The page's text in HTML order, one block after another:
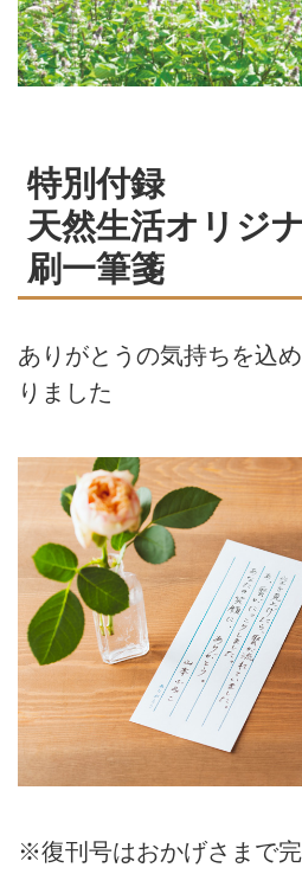
特別付録
天然生活オリジ
刷一筆箋
ありがとうの気持ちを込
りました
※復刊号はおかげさまで